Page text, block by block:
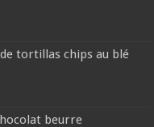
tortillas chips au blé
beurre